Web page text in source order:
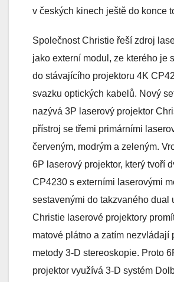
v českých kinech ještě do konce
Společnost Christie řeší zdroj
jako externí modul, ze kterého je
do stávajícího projektoru 4K
svazku optických kabelů. Nový
nazývá 3P laserový projektor
přístroj se třemi primárními
červeným, modrým a zeleným.
6P laserový projektor, který tvoří
CP4230 s externími laserovými
sestavenými do takzvaného dual
Christie laserové projektory
matové plátno a zatím nezvládají
metody 3-D stereoskopie. Proto
projektor využívá 3-D systém